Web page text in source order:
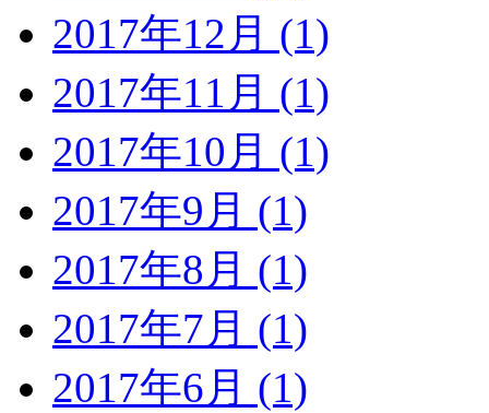
2017年12月 (1)
2017年11月 (1)
2017年10月 (1)
2017年9月 (1)
2017年8月 (1)
2017年7月 (1)
2017年6月 (1)